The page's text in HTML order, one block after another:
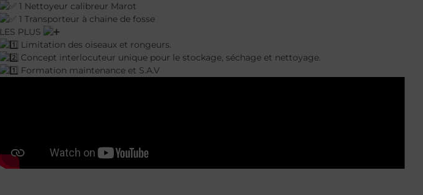
1 Nettoyeur calibreur Marot
1 Transporteur à chaine de fosse
LES PLUS
Limitation des oiseaux et rongeurs.
Concept interlocuteur unique pour le stockage, séchage et nettoyage.
Formation maintenance et S.A.V